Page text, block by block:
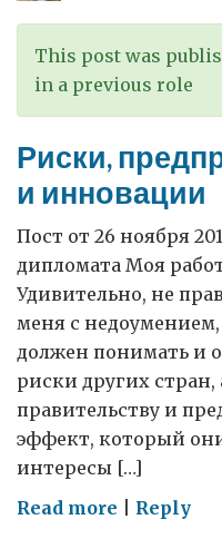
This post was
in a previous role
Риски,
и инновации
Пост от 26 ноября
дипломата Моя
Удивительно, не
меня с
должен понимать и
риски других
правительству и
эффект, который
интересы […]
Read more onReply